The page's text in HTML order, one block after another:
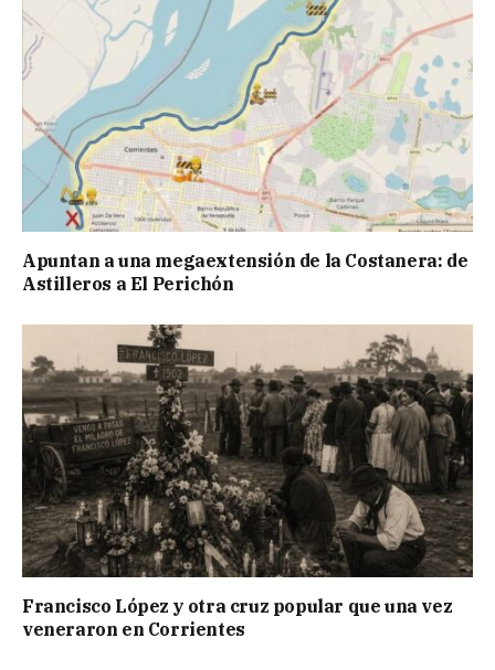
Apuntan a una megaextensión de la Costanera: de
Astilleros a El Perichón
Francisco López y otra cruz popular que una vez
veneraron en Corrientes